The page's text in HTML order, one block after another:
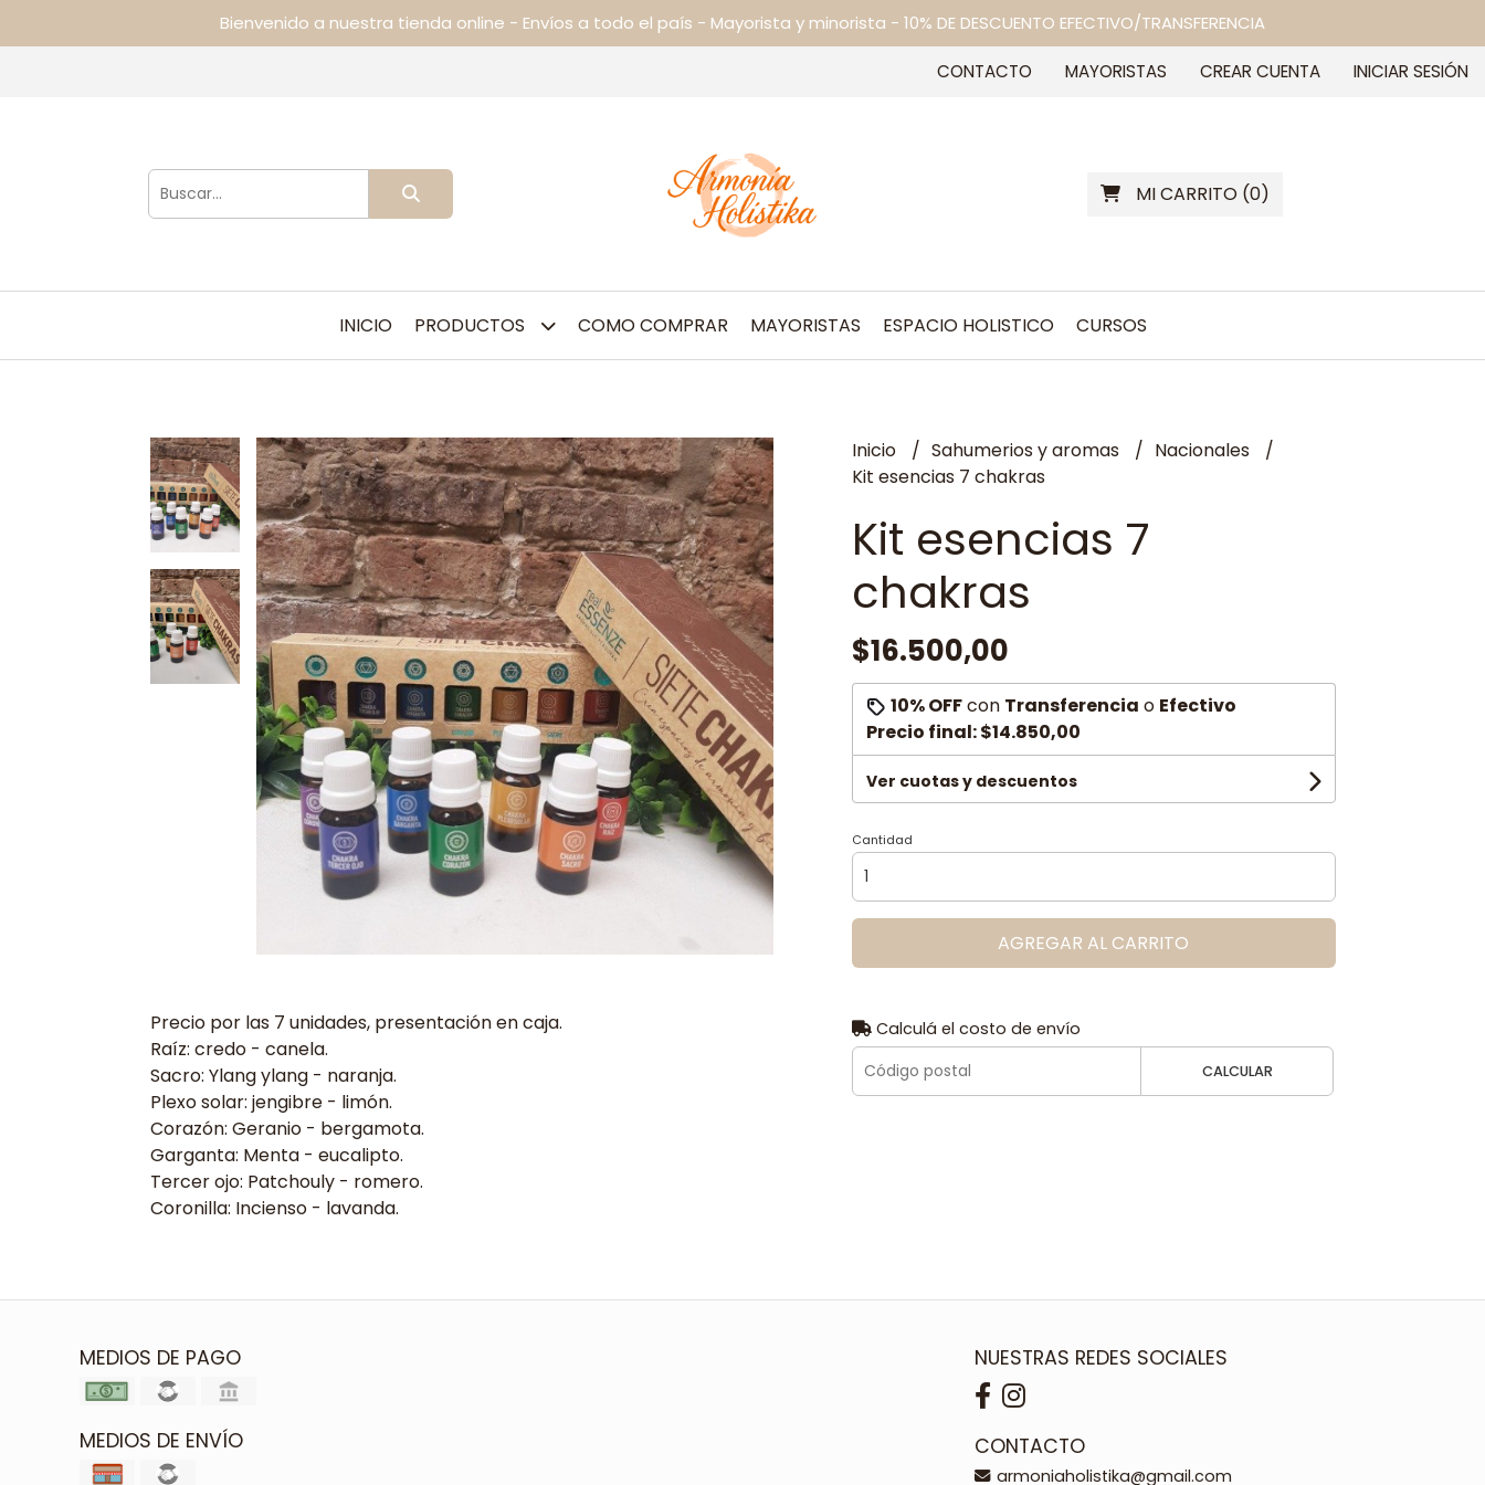
Bienvenido a nuestra tienda online - Envíos a todo el país - Mayorista y minorista - 10% DE DESCUENTO EFECTIVO/TRANSFERENCIA
CONTACTO MAYORISTAS CREAR CUENTA INICIAR SESIÓN
MI CARRITO(0)
INICIO PRODUCTOS COMO COMPRAR MAYORISTAS ESPACIO HOLISTICO CURSOS
Precio por las 7 unidades, presentación en caja.
Raíz: credo - canela.
Sacro: Ylang ylang - naranja.
Plexo solar: jengibre - limón.
Corazón: Geranio - bergamota.
Garganta: Menta - eucalipto.
Tercer ojo: Patchouly - romero.
Coronilla: Incienso - lavanda.
Inicio Sahumerios y aromas
Nacionales
Kit esencias 7 chakras
Kit esencias 7
chakras
$16.500,00
10% OFFcon Transferencia o Efectivo
Precio final:$14.850,00
Ver cuotas y descuentos
Cantidad
AGREGAR AL CARRITO
Calculá el costo de envío
CALCULAR
MEDIOS DE PAGO
MEDIOS DE ENVÍO
NUESTRAS REDES SOCIALES
CONTACTO
armoniaholistika@gmail.com